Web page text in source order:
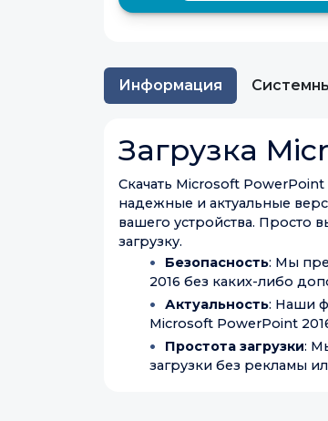
Информация
Загрузка
Скачать Microsoft
надежные и актуальные
вашего устройства. Просто
загрузку.
Безопасность: Мы
2016 без каких-либо
Актуальность: Наши
Microsoft PowerPoint
Простота загрузки:
загрузки без рекламы